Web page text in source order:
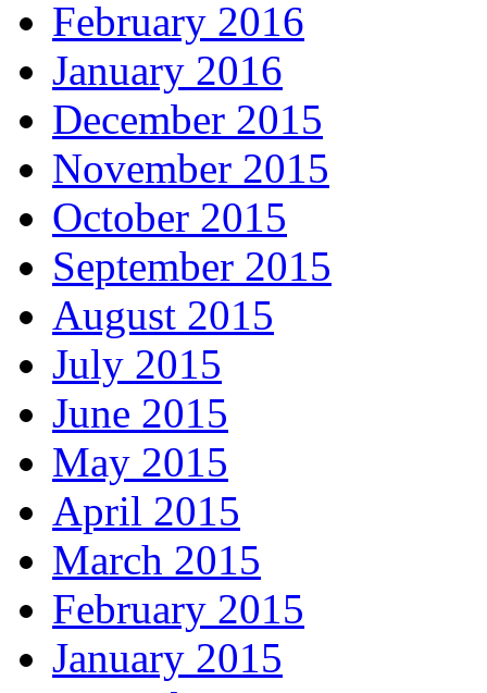
February 2016
January 2016
December 2015
November 2015
October 2015
September 2015
August 2015
July 2015
June 2015
May 2015
April 2015
March 2015
February 2015
January 2015